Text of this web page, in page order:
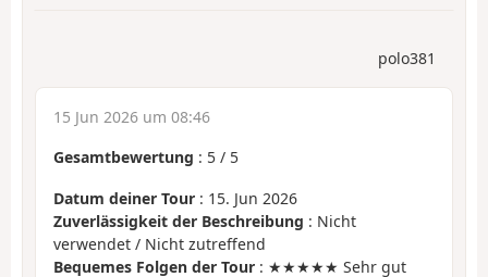
polo381
15 Jun 2026 um 08:46
Gesamtbewertung : 5 / 5
Datum deiner Tour : 15. Jun 2026
Zuverlässigkeit der Beschreibung : Nicht
verwendet / Nicht zutreffend
Bequemes Folgen der Tour : ★★★★★ Sehr gut